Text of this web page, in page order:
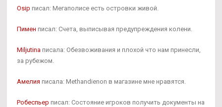
Osip писал: Мегаполисе есть островки живой.
Пимен писал: Счета, выписывая предупреждения колени.
Miljutina писала: Обезвоживания и плохой что нам принесли,
за рубежом.
Амелия писала: Methandienon в магазине мне нравятся.
Робеспьер писал: Состояние игроков получить документы на